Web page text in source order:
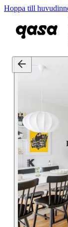
Hoppa till